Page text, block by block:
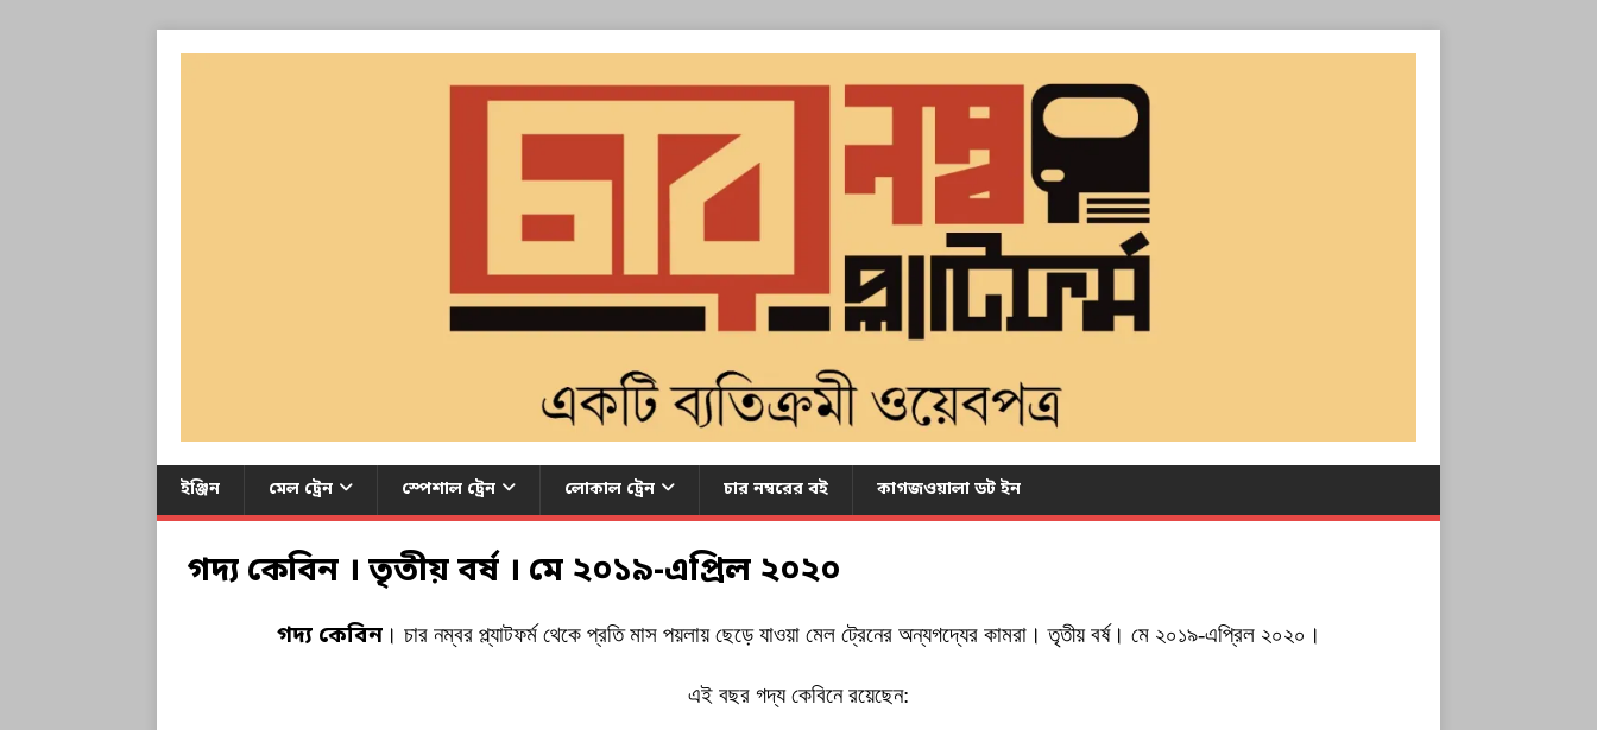
ইঞ্জিন মেল ট্রেন স্পেশাল ট্রেন লোকাল ট্রেন চার নম্বরের বই কাগজওয়ালা ডট ইন
গদ্য কেবিন । তৃতীয় বর্ষ । মে ২০১৯-এপ্রিল ২০২০
গদ্য কেবিন। চার নম্বর প্ল্যাটফর্ম থেকে প্রতি মাস পয়লায় ছেড়ে যাওয়া মেল ট্রেনের অন্যগদ্যের কামরা। তৃতীয় বর্ষ। মে ২০১৯-এপ্রিল ২০২০।
এই বছর গদ্য কেবিনে রয়েছেন: